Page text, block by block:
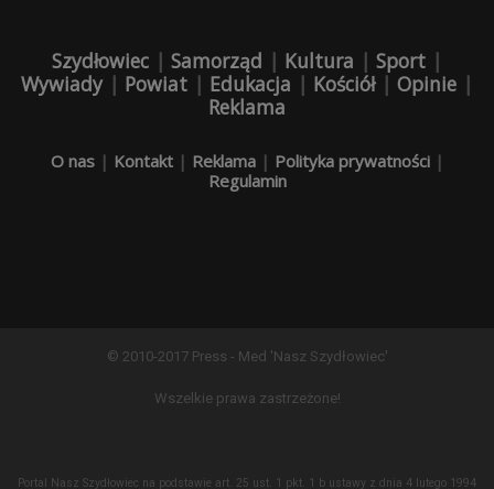
Szydłowiec | Samorząd | Kultura | Sport |
Wywiady| Powiat | Edukacja | Kościół| Opinie |
Reklama
O nas| Kontakt| Reklama| Polityka prywatności|
Regulamin
© 2010-2017 Press - Med 'Nasz Szydłowiec'
Wszelkie prawa zastrzeżone!
Portal Nasz Szydłowiec na podstawie art. 25 ust. 1 pkt. 1 b ustawy z dnia 4 lutego 1994